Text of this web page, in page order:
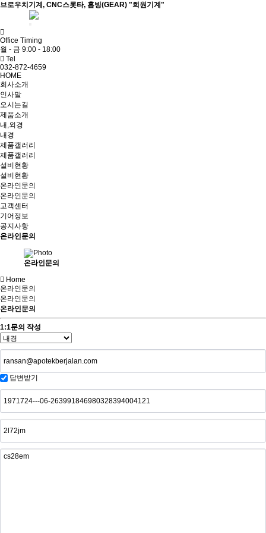
브로우치기계, CNC스롯타, 홉빙(GEAR) "희원기계"
Office Timing
월 - 금 9:00 - 18:00
Tel
032-872-4659
HOME
회사소개
인사말
오시는길
제품소개
내,외경
내경
제품갤러리
제품갤러리
설비현황
설비현황
온라인문의
온라인문의
고객센터
기어정보
공지사항
온라인문의
온라인문의
Home
온라인문의
온라인문의
온라인문의
1:1문의 작성
답변받기